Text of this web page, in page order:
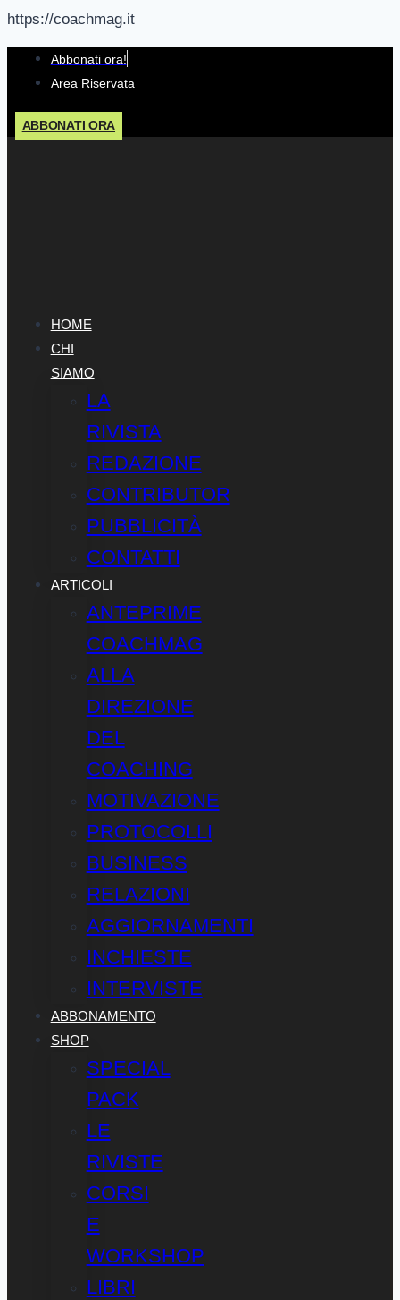
https://coachmag.it
Salta
contenuto
Abbonati ora!
Area Riservata
ABBONATI ORA
HOME
CHI
SIAMO
LA
RIVISTA
REDAZIONE
CONTRIBUTOR
PUBBLICITÀ
CONTATTI
ARTICOLI
ANTEPRIME
COACHMAG
ALLA
DIREZIONE
DEL
COACHING
MOTIVAZIONE
PROTOCOLLI
BUSINESS
RELAZIONI
AGGIORNAMENTI
INCHIESTE
INTERVISTE
ABBONAMENTO
SHOP
SPECIAL
PACK
LE
RIVISTE
CORSI
E
WORKSHOP
LIBRI